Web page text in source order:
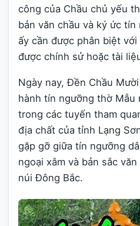
công của Chầu chủ yếu
bản văn chầu và ký ức
ấy cần được phân biệt
được chính sử hoặc tài
Ngày nay, Đền Chầu
hành tín ngưỡng thờ Mẫu
trong các tuyến tham
địa chất của tỉnh Lạng
gặp gỡ giữa tín ngưỡng
ngoại xâm và bản sắc
núi Đông Bắc.